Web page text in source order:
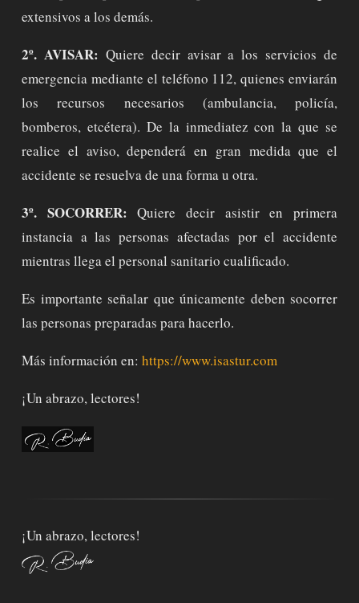
extensivos a los demás.
2º. AVISAR: Quiere decir avisar a los servicios de
emergencia mediante el teléfono 112, quienes enviarán
los recursos necesarios (ambulancia, policía,
bomberos, etcétera). De la inmediatez con la que se
realice el aviso, dependerá en gran medida que el
accidente se resuelva de una forma u otra.
3º. SOCORRER: Quiere decir asistir en primera
instancia a las personas afectadas por el accidente
mientras llega el personal sanitario cualificado.
Es importante señalar que únicamente deben socorrer
las personas preparadas para hacerlo.
Más información en: https://www.isastur.com
¡Un abrazo, lectores!
¡Un abrazo, lectores!